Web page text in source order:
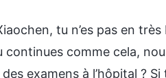
tu n’es pas en
comme cela,
examens à l’hôpital ?